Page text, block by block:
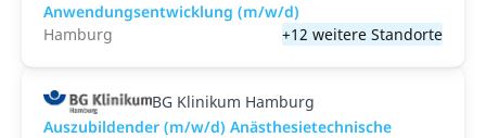
Anwendungsentwicklung (m/w/d)
Hamburg
+12 weitere Standorte
BG Klinikum Hamburg
Auszubildender (m/w/d) Anästhesietechnische